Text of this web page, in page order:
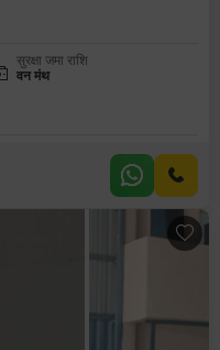
सुरक्षा जमा राशि
वन मंथ